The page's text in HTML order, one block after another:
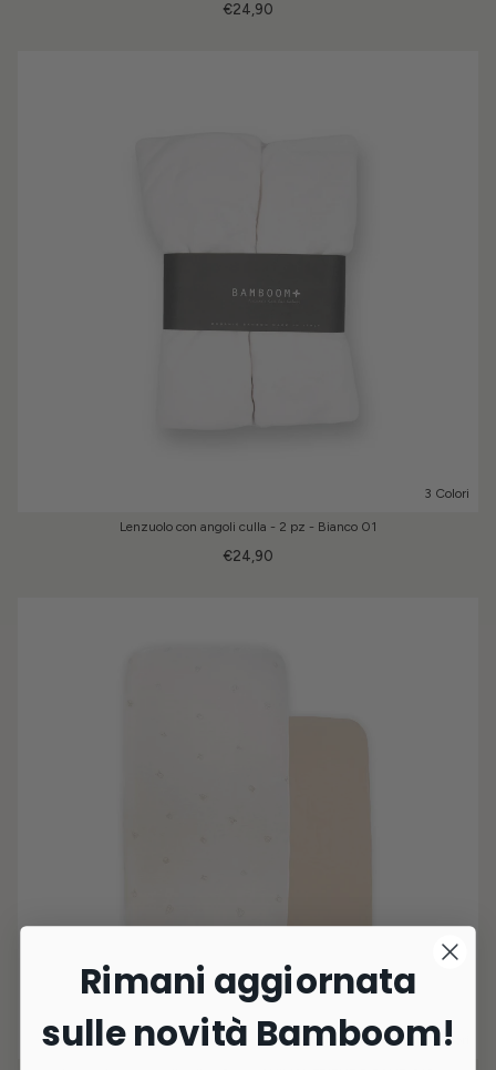
€24,90
3 Colori
Lenzuolo con angoli culla - 2 pz - Bianco 01
€24,90
3 Colori
Rimani aggiornata
sulle novità Bamboom!